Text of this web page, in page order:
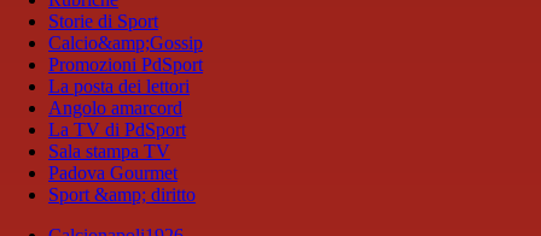
Storie di Sport
Calcio&amp;Gossip
Promozioni PdSport
La posta dei lettori
Angolo amarcord
La TV di PdSport
Sala stampa TV
Padova Gourmet
Sport &amp; diritto